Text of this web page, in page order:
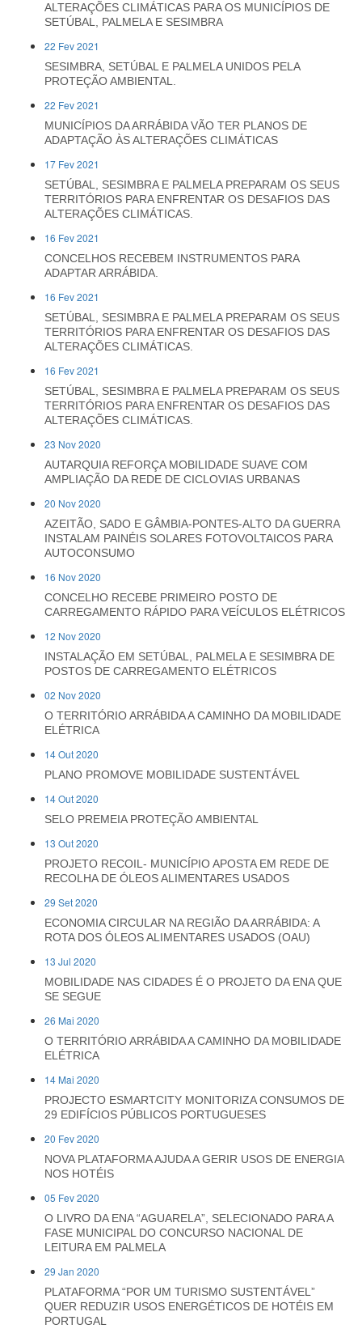
ALTERAÇÕES CLIMÁTICAS PARA OS MUNICÍPIOS DE
SETÚBAL, PALMELA E SESIMBRA
22 Fev 2021
SESIMBRA, SETÚBAL E PALMELA UNIDOS PELA
PROTEÇÃO AMBIENTAL.
22 Fev 2021
MUNICÍPIOS DA ARRÁBIDA VÃO TER PLANOS DE
ADAPTAÇÃO ÀS ALTERAÇÕES CLIMÁTICAS
17 Fev 2021
SETÚBAL, SESIMBRA E PALMELA PREPARAM OS SEUS
TERRITÓRIOS PARA ENFRENTAR OS DESAFIOS DAS
ALTERAÇÕES CLIMÁTICAS.
16 Fev 2021
CONCELHOS RECEBEM INSTRUMENTOS PARA
ADAPTAR ARRÁBIDA.
16 Fev 2021
SETÚBAL, SESIMBRA E PALMELA PREPARAM OS SEUS
TERRITÓRIOS PARA ENFRENTAR OS DESAFIOS DAS
ALTERAÇÕES CLIMÁTICAS.
16 Fev 2021
SETÚBAL, SESIMBRA E PALMELA PREPARAM OS SEUS
TERRITÓRIOS PARA ENFRENTAR OS DESAFIOS DAS
ALTERAÇÕES CLIMÁTICAS.
23 Nov 2020
AUTARQUIA REFORÇA MOBILIDADE SUAVE COM
AMPLIAÇÃO DA REDE DE CICLOVIAS URBANAS
20 Nov 2020
AZEITÃO, SADO E GÂMBIA-PONTES-ALTO DA GUERRA
INSTALAM PAINÉIS SOLARES FOTOVOLTAICOS PARA
AUTOCONSUMO
16 Nov 2020
CONCELHO RECEBE PRIMEIRO POSTO DE
CARREGAMENTO RÁPIDO PARA VEÍCULOS ELÉTRICOS
12 Nov 2020
INSTALAÇÃO EM SETÚBAL, PALMELA E SESIMBRA DE
POSTOS DE CARREGAMENTO ELÉTRICOS
02 Nov 2020
O TERRITÓRIO ARRÁBIDA A CAMINHO DA MOBILIDADE
ELÉTRICA
14 Out 2020
PLANO PROMOVE MOBILIDADE SUSTENTÁVEL
14 Out 2020
SELO PREMEIA PROTEÇÃO AMBIENTAL
13 Out 2020
PROJETO RECOIL- MUNICÍPIO APOSTA EM REDE DE
RECOLHA DE ÓLEOS ALIMENTARES USADOS
29 Set 2020
ECONOMIA CIRCULAR NA REGIÃO DA ARRÁBIDA: A
ROTA DOS ÓLEOS ALIMENTARES USADOS (OAU)
13 Jul 2020
MOBILIDADE NAS CIDADES É O PROJETO DA ENA QUE
SE SEGUE
26 Mai 2020
O TERRITÓRIO ARRÁBIDA A CAMINHO DA MOBILIDADE
ELÉTRICA
14 Mai 2020
PROJECTO ESMARTCITY MONITORIZA CONSUMOS DE
29 EDIFÍCIOS PÚBLICOS PORTUGUESES
20 Fev 2020
NOVA PLATAFORMA AJUDA A GERIR USOS DE ENERGIA
NOS HOTÉIS
05 Fev 2020
O LIVRO DA ENA “AGUARELA”, SELECIONADO PARA A
FASE MUNICIPAL DO CONCURSO NACIONAL DE
LEITURA EM PALMELA
29 Jan 2020
PLATAFORMA “POR UM TURISMO SUSTENTÁVEL”
QUER REDUZIR USOS ENERGÉTICOS DE HOTÉIS EM
PORTUGAL